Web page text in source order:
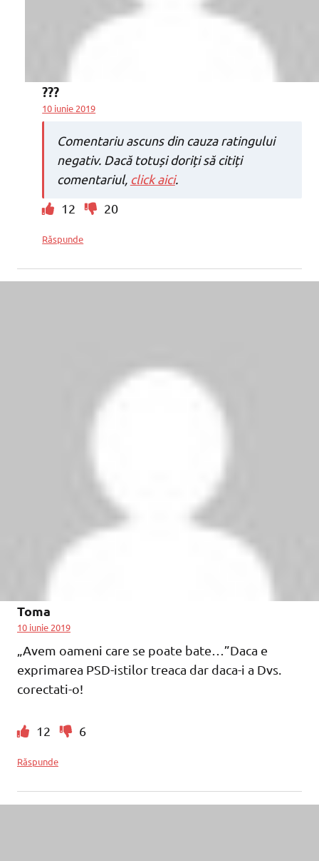
???
10 iunie 2019
Comentariu ascuns din cauza ratingului
negativ. Dacă totuși doriți să citiți
comentariul, click aici.
12
20
Răspunde
Toma
10 iunie 2019
„Avem oameni care se poate bate…”Daca e
exprimarea PSD-istilor treaca dar daca-i a Dvs.
corectati-o!
12 6
Răspunde